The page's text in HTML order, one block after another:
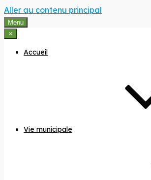
Aller au contenu principal
Menu
⨯
Accueil
Vie municipale